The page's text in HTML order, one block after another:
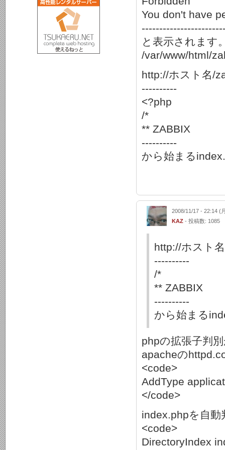
You don't have
と表示されます
/var/www/html/
http://ホスト名/
----------
<?php
/*
** ZABBIX
----------
から始まる
2008/11/17 - 22:14 (
KAZ - 投稿数: 1085
http://ホスト
----------
/*
** ZABBIX
----------
から始まる
phpの拡張子判
apacheの
<code>
AddType
</code>
index.phpを自
<code>
DirectoryIndex